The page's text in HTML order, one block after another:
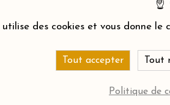
utilise des cookies et vous donne le
Tout accepter Tout
Politique de